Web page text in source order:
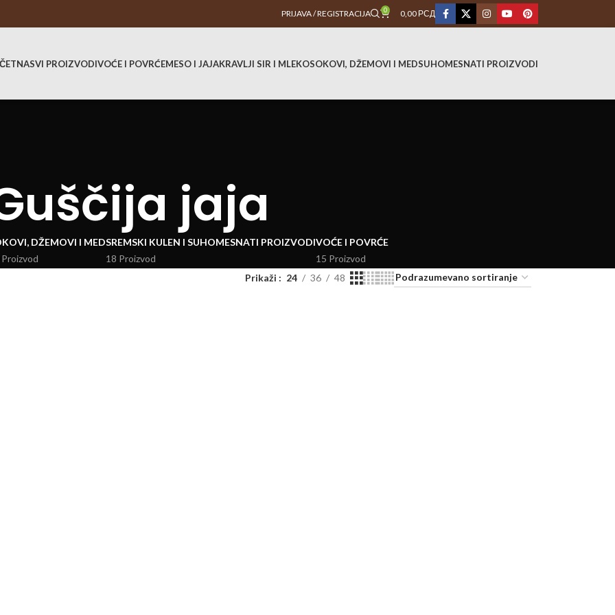
PRIJAVA / REGISTRACIJA 0 0,00 РСД
SVI PROIZVODIVOĆE I POVRĆEMESO I JAJAKRAVLJI SIR I MLEKOSOKOVI, DŽEMOVI I MEDSUHOMESNATI PROIZVODI
jaja
DŽEMOVI I MEDSREMSKI KULEN I SUHOMESNATI PROIZVODI
18 Proizvod
VOĆE I POVRĆE
15 Proizvod
Prikaži 24 36 48